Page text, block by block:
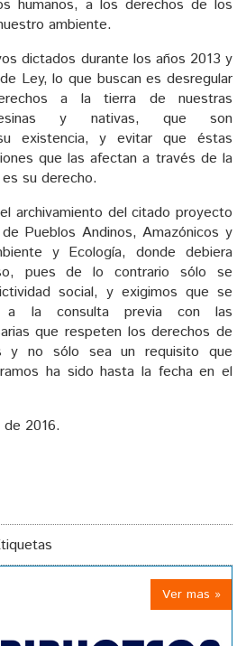
humanos, a los derechos de los
ambiente.
dictados durante los años 2013 y
Ley, lo que buscan es desregular
a la tierra de nuestras
y nativas, que son
existencia, y evitar que éstas
que las afectan a través de la
su derecho.
archivamiento del citado proyecto
Pueblos Andinos, Amazónicos y
y Ecología, donde debiera
pues de lo contrario sólo se
social, y exigimos que se
a la consulta previa con las
que respeten los derechos de
y no sólo sea un requisito que
ha sido hasta la fecha en el
2016.
Ver mas »